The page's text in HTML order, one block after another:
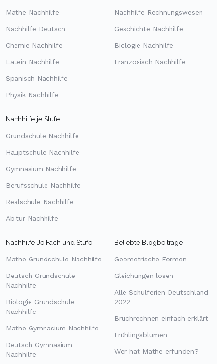
Mathe Nachhilfe
Nachhilfe Deutsch
Chemie Nachhilfe
Latein Nachhilfe
Spanisch Nachhilfe
Physik Nachhilfe
Nachhilfe Rechnungswesen
Geschichte Nachhilfe
Biologie Nachhilfe
Französisch Nachhilfe
Nachhilfe je Stufe
Grundschule Nachhilfe
Hauptschule Nachhilfe
Gymnasium Nachhilfe
Berufsschule Nachhilfe
Realschule Nachhilfe
Abitur Nachhilfe
Nachhilfe Je Fach und Stufe
Mathe Grundschule Nachhilfe
Deutsch Grundschule
Nachhilfe
Biologie Grundschule
Nachhilfe
Mathe Gymnasium Nachhilfe
Deutsch Gymnasium
Nachhilfe
Beliebte Blogbeiträge
Geometrische Formen
Gleichungen lösen
Alle Schulferien Deutschland
2022
Bruchrechnen einfach erklärt
Frühlingsblumen
Wer hat Mathe erfunden?